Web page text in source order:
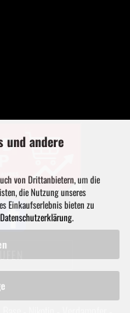
und andere
von Drittanbietern, um die
die Nutzung unseres
Einkaufserlebnis bieten zu
Datenschutzerklärung.